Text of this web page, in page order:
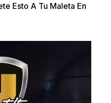
Esto A Tu Maleta En